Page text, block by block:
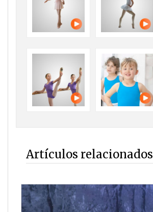
Artículos relacionados